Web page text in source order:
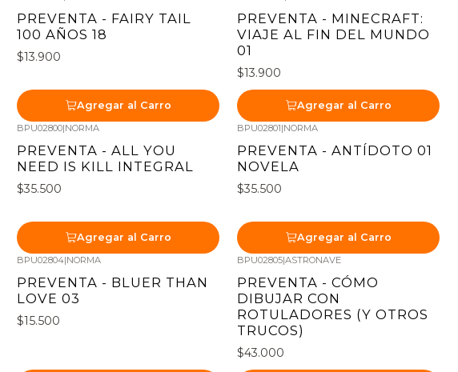
PREVENTA - FAIRY TAIL
100 AÑOS 18
$13.900
Agregar al Carro
PREVENTA - MINECRAFT:
VIAJE AL FIN DEL MUNDO
01
$13.900
Agregar al Carro
BPU02800|NORMA
PREVENTA - ALL YOU
NEED IS KILL INTEGRAL
$35.500
Agregar al Carro
BPU02801|NORMA
PREVENTA - ANTÍDOTO 01
NOVELA
$35.500
Agregar al Carro
BPU02804|NORMA
PREVENTA - BLUER THAN
LOVE 03
$15.500
BPU02805|ASTRONAVE
PREVENTA - CÓMO
DIBUJAR CON
ROTULADORES (Y OTROS
TRUCOS)
$43.000